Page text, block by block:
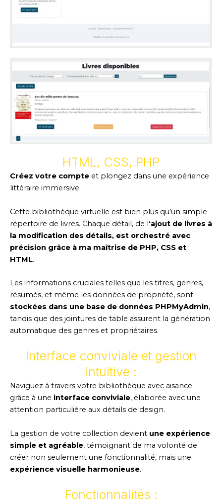
HTML, CSS, PHP
Créez votre compte et plongez dans une expérience
littéraire immersive.
Cette bibliothèque virtuelle est bien plus qu’un simple
répertoire de livres. Chaque détail, de l‘ajout de livres à
la modification des détails, est orchestré avec
précision grâce à ma maîtrise de PHP, CSS et
HTML.
Les informations cruciales telles que les titres, genres,
résumés, et même les données de propriété, sont
stockées dans une base de données PHPMyAdmin,
tandis que des jointures de table assurent la génération
automatique des genres et propriétaires.
Interface conviviale et gestion
intuitive :
Naviguez à travers votre bibliothèque avec aisance
grâce à une interface conviviale, élaborée avec une
attention particulière aux détails de design.
La gestion de votre collection devient une expérience
simple et agréable, témoignant de ma volonté de
créer non seulement une fonctionnalité, mais une
expérience visuelle harmonieuse.
Fonctionnalités :